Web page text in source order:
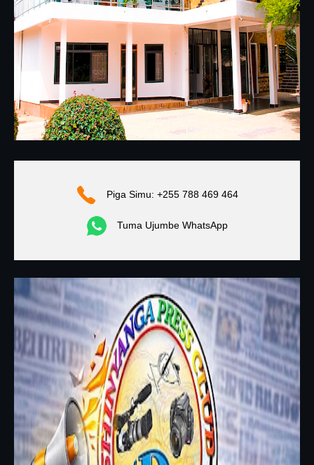
Piga Simu: +255 788 469 464
Tuma Ujumbe WhatsApp